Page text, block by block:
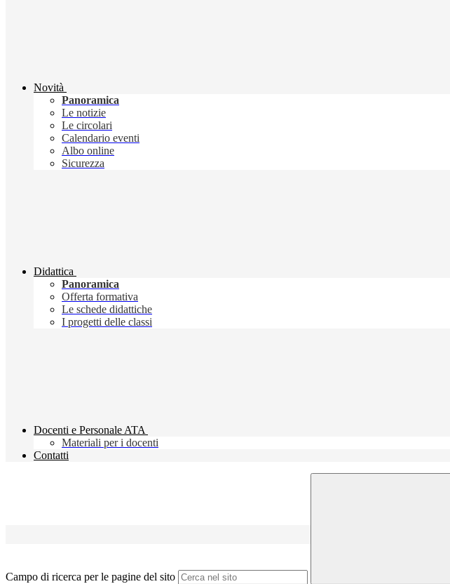
Novità
Panoramica
Le notizie
Le circolari
Calendario eventi
Albo online
Sicurezza
Didattica
Panoramica
Offerta formativa
Le schede didattiche
I progetti delle classi
Docenti e Personale ATA
Materiali per i docenti
Contatti
Campo di ricerca per le pagine del sito